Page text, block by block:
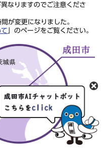
なりますのでご注意くださ
が変更になりました。
」のページをご覧ください。